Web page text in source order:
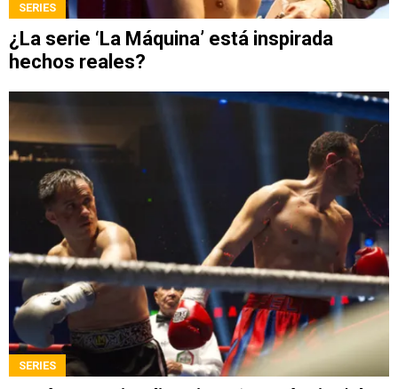
SERIES
¿La serie ‘La Máquina’ está inspirada
hechos reales?
SERIES